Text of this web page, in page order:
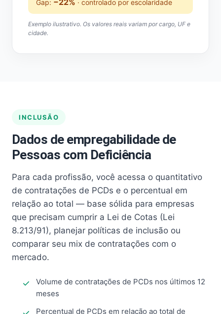
Gap: −22% · controlado por escolaridade
Exemplo ilustrativo. Os valores reais variam por cargo, UF e
cidade.
INCLUSÃO
Dados de empregabilidade de
Pessoas com Deficiência
Para cada profissão, você acessa o quantitativo
de contratações de PCDs e o percentual em
relação ao total — base sólida para empresas
que precisam cumprir a Lei de Cotas (Lei
8.213/91), planejar políticas de inclusão ou
comparar seu mix de contratações com o
mercado.
Volume de contratações de PCDs nos últimos 12
meses
Percentual de PCDs em relação ao total de